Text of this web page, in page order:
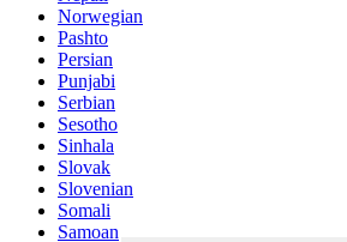
Norwegian
Pashto
Persian
Punjabi
Serbian
Sesotho
Sinhala
Slovak
Slovenian
Somali
Samoan